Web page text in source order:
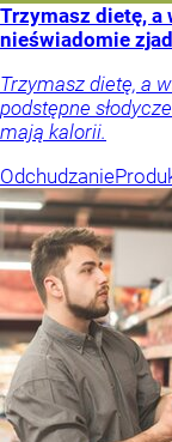
Trzymasz dietę, a
nieświadomie
Trzymasz dietę, a
podstępne
mają kalorii.
Odchudzanie